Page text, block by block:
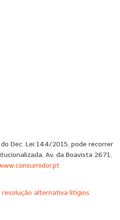
Dec. Lei 144/2015, pode recorrer
Av. da Boavista 2671,
alternativa litígios